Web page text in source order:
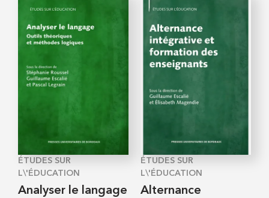
ÉTUDES SUR
L\'ÉDUCATION
Analyser le langage
ÉTUDES SUR
L\'ÉDUCATION
Alternance